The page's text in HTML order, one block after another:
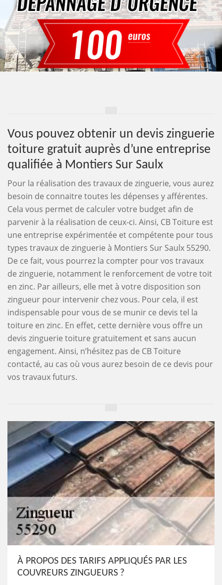
Vous pouvez obtenir un devis zinguerie
toiture gratuit auprès d’une entreprise
qualifiée à Montiers Sur Saulx
Pour la réalisation des travaux de zinguerie, vous aurez
besoin de connaitre toutes les dépenses y afférentes.
Cela vous permet de calculer votre budget afin de
parvenir à la réalisation de ceux-ci. Ainsi, CB Toiture est
une entreprise expérimentée et compétente pour tous
types travaux de zinguerie à Montiers Sur Saulx 55290.
De ce fait, vous pourrez la compter pour vos travaux
de zinguerie, notamment le renforcement de votre toit
en zinc. Par ailleurs, elle met à votre disposition son
zingueur pour intervenir chez vous. Pour cela, il est
indispensable pour vous de se munir ce devis tel la
toiture en zinc. En effet, cette dernière vous offre un
devis zinguerie toiture gratuitement et sans aucun
engagement. Ainsi, n’hésitez pas de CB Toiture
contacté, au cas où vous aurez besoin de ce devis pour
vos travaux futurs.
À PROPOS DES TARIFS APPLIQUÉS PAR LES
COUVREURS ZINGUEURS ?